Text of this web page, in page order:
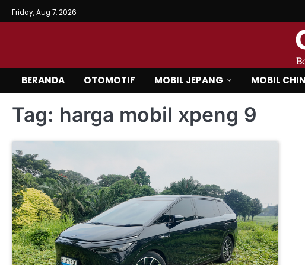
Skip
to
Friday, Aug 7, 2026
BERANDA OTOMOTIF MOBIL JEPANG MOBIL
Tag: harga mobil xpeng 9